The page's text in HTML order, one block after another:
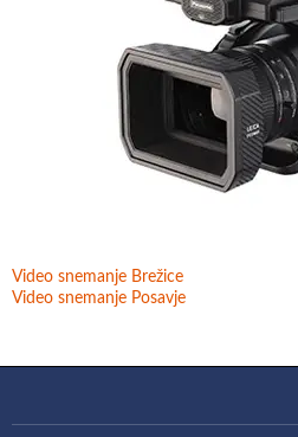
Video snemanje Brežice
Video snemanje Posavje